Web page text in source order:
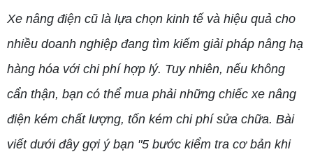
Xe nâng điện cũ là lựa chọn kinh tế và hiệu quả cho
nhiều doanh nghiệp đang tìm kiếm giải pháp nâng hạ
hàng hóa với chi phí hợp lý. Tuy nhiên, nếu không
cẩn thận, bạn có thể mua phải những chiếc xe nâng
điện kém chất lượng, tốn kém chi phí sửa chữa. Bài
viết dưới đây gợi ý bạn "5 bước kiểm tra cơ bản khi